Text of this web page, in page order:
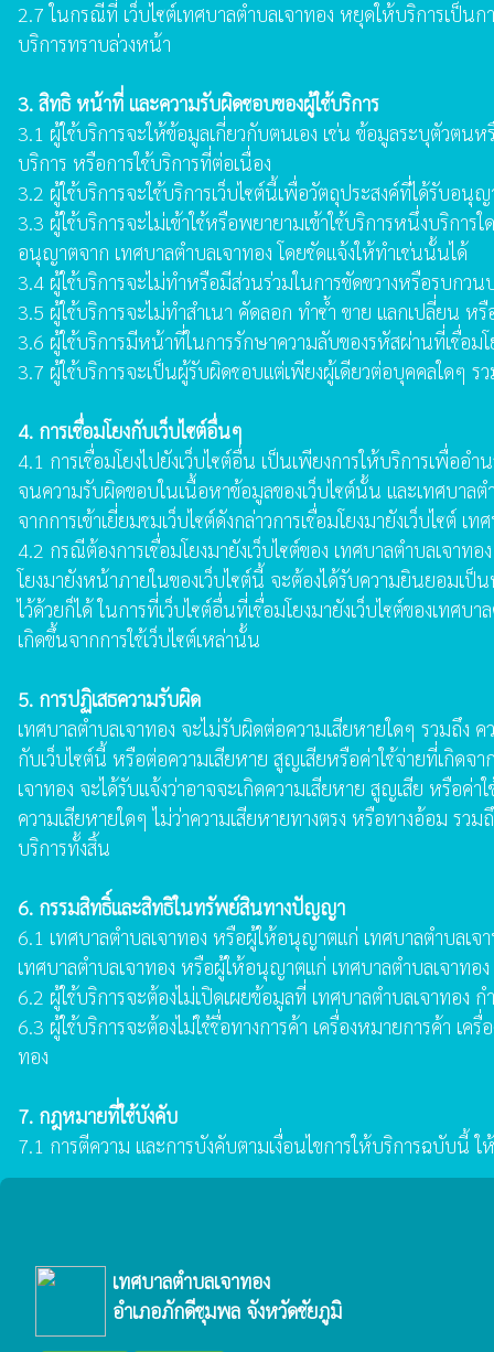
2.7 ในกรณีที่ เว็บไซต์เทศบาลตำบลเจาทอง หยุดให้บริการเป็น
บริการทราบล่วงหน้า
3. สิทธิ หน้าที่ และความรับผิดชอบของผู้ใช้บริการ
3.1 ผู้ใช้บริการจะให้ข้อมูลเกี่ยวกับตนเอง เช่น ข้อมูลระบุตัวตน
บริการ หรือการใช้บริการที่ต่อเนื่อง
3.2 ผู้ใช้บริการจะใช้บริการเว็บไซต์นี้เพื่อวัตถุประสงค์ที่ได้รับ
3.3 ผู้ใช้บริการจะไม่เข้าใช้หรือพยายามเข้าใช้บริการหนึ่งบริกา
อนุญาตจาก เทศบาลตำบลเจาทอง โดยชัดแจ้งให้ทำเช่นนั้นได้
3.4 ผู้ใช้บริการจะไม่ทำหรือมีส่วนร่วมในการขัดขวางหรือรบกวน
3.5 ผู้ใช้บริการจะไม่ทำสำเนา คัดลอก ทำซ้ำ ขาย แลกเปลี่ยน ห
3.6 ผู้ใช้บริการมีหน้าที่ในการรักษาความลับของรหัสผ่านที่เชื่อม
3.7 ผู้ใช้บริการจะเป็นผู้รับผิดชอบแต่เพียงผู้เดียวต่อบุคคลใดๆ
4. การเชื่อมโยงกับเว็บไซต์อื่นๆ
4.1 การเชื่อมโยงไปยังเว็บไซต์อื่น เป็นเพียงการให้บริการเพื่อ
จนความรับผิดขอบในเนื้อหาข้อมูลของเว็บไซต์นั้น และเทศบาลต
จากการเข้าเยี่ยมชมเว็บไซต์ดังกล่าวการเชื่อมโยงมายังเว็บไซต์ เ
4.2 กรณีต้องการเชื่อมโยงมายังเว็บไซต์ของ เทศบาลตำบลเจาท
โยงมายังหน้าภายในของเว็บไซต์นี้ จะต้องได้รับความยินยอมเ
ไว้ด้วยก็ได้ ในการที่เว็บไซต์อื่นที่เชื่อมโยงมายังเว็บไซต์ของเทศ
เกิดขึ้นจากการใช้เว็บไซต์เหล่านั้น
5. การปฏิเสธความรับผิด
เทศบาลตำบลเจาทอง จะไม่รับผิดต่อความเสียหายใดๆ รวมถึง
กับเว็บไซต์นี้ หรือต่อความเสียหาย สูญเสียหรือค่าใช้จ่ายที่เกิดจ
เจาทอง จะได้รับแจ้งว่าอาจจะเกิดความเสียหาย สูญเสีย หรือค่
ความเสียหายใดๆ ไม่ว่าความเสียหายทางตรง หรือทางอ้อม รว
บริการทั้งสิ้น
6. กรรมสิทธิ์และสิทธิในทรัพย์สินทางปัญญา
6.1 เทศบาลตำบลเจาทอง หรือผู้ให้อนุญาตแก่ เทศบาลตำบล
เทศบาลตำบลเจาทอง หรือผู้ให้อนุญาตแก่ เทศบาลตำบลเจาท
6.2 ผู้ใช้บริการจะต้องไม่เปิดเผยข้อมูลที่ เทศบาลตำบลเจาทอ
6.3 ผู้ใช้บริการจะต้องไม่ใช้ชื่อทางการค้า เครื่องหมายการค้า
ทอง
7. กฎหมายที่ใช้บังคับ
7.1 การตีความ และการบังคับตามเงื่อนไขการให้บริการฉบับนี้
เทศบาลตำบลเจาทอง
อำเภอภักดีชุมพล จังหวัดชัยภูมิ